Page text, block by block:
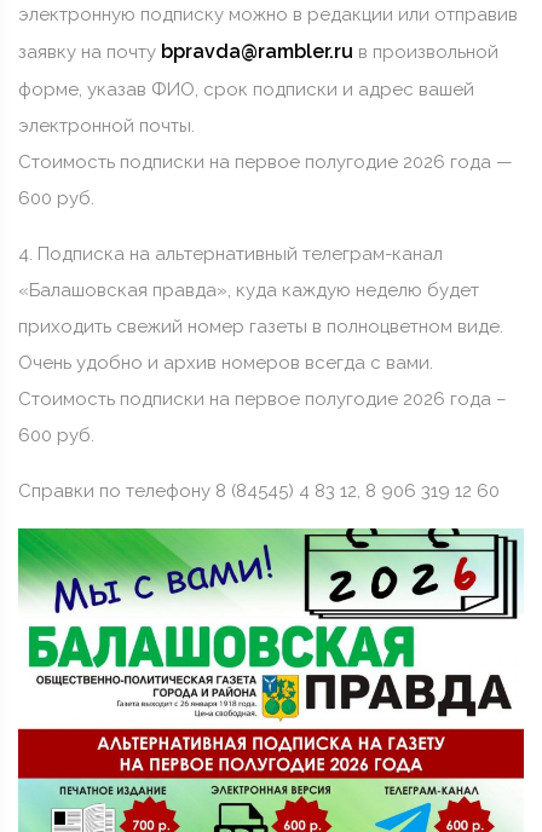
электронную подписку можно в редакции или отправив
заявку на почту bpravda@rambler.ru в произвольной
форме, указав ФИО, срок подписки и адрес вашей
электронной почты.
Стоимость подписки на первое полугодие 2026 года —
600 руб.
4. Подписка на альтернативный телеграм-канал
«Балашовская правда», куда каждую неделю будет
приходить свежий номер газеты в полноцветном виде.
Очень удобно и архив номеров всегда с вами.
Стоимость подписки на первое полугодие 2026 года –
600 руб.
Справки по телефону 8 (84545) 4 83 12, 8 906 319 12 60